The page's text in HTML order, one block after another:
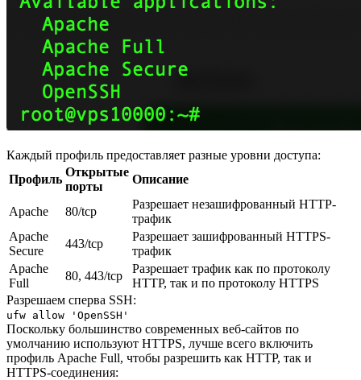
Каждый профиль предоставляет разные уровни доступа:
Профиль
Открытые
порты
Описание
Apache 80/tcp
Разрешает незашифрованный HTTP-
трафик
Apache
Secure
443/tcp
Разрешает зашифрованный HTTPS-
трафик
Apache
Full
80, 443/tcp
Разрешает трафик как по протоколу
HTTP, так и по протоколу HTTPS
Разрешаем сперва SSH:
ufw allow 'OpenSSH'
Поскольку большинство современных веб-сайтов по
умолчанию используют HTTPS, лучше всего включить
профиль Apache Full, чтобы разрешить как HTTP, так и
HTTPS-соединения: